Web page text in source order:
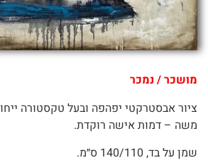
מושכר / נמכר
ציור אבסטרקטי יפהפה ובעל טקסטורה
משה – דמות אישה רוקדת.
שמן על בד, 140/110 ס״מ.